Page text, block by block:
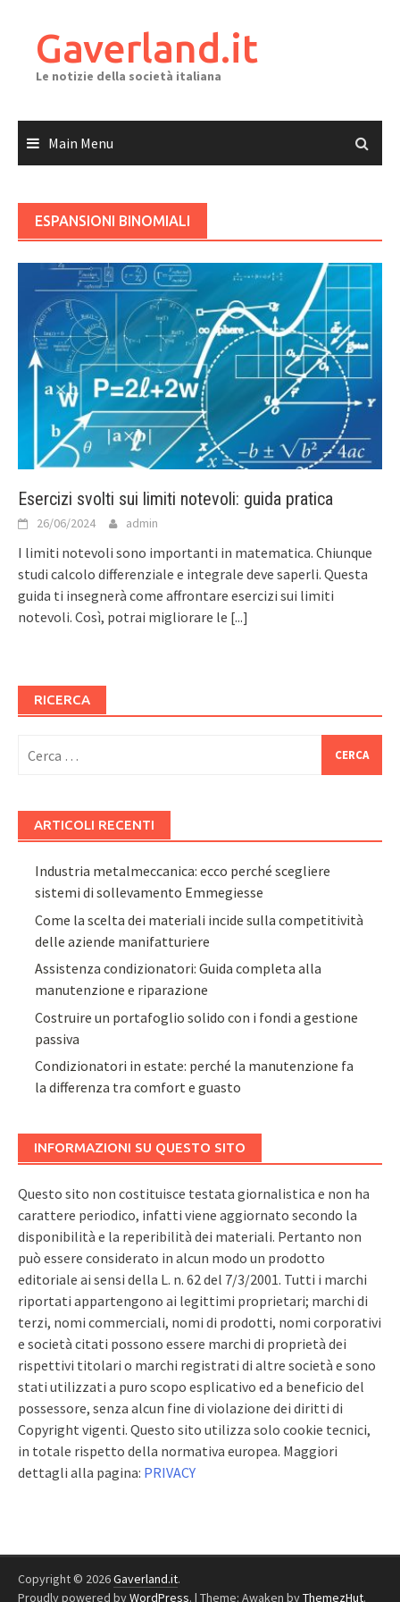
contentGaverland.it
Le notizie della società italiana
Main Menu
ESPANSIONI BINOMIALI
Esercizi svolti sui limiti notevoli: guida pratica
26/06/2024 admin
I limiti notevoli sono importanti in matematica. Chiunque
studi calcolo differenziale e integrale deve saperli. Questa
guida ti insegnerà come affrontare esercizi sui limiti
notevoli. Così, potrai migliorare le [...]
RICERCA
per:
ARTICOLI RECENTI
Industria metalmeccanica: ecco perché scegliere
sistemi di sollevamento Emmegiesse
Come la scelta dei materiali incide sulla competitività
delle aziende manifatturiere
Assistenza condizionatori: Guida completa alla
manutenzione e riparazione
Costruire un portafoglio solido con i fondi a gestione
passiva
Condizionatori in estate: perché la manutenzione fa
la differenza tra comfort e guasto
INFORMAZIONI SU QUESTO SITO
Questo sito non costituisce testata giornalistica e non ha
carattere periodico, infatti viene aggiornato secondo la
disponibilità e la reperibilità dei materiali. Pertanto non
può essere considerato in alcun modo un prodotto
editoriale ai sensi della L. n. 62 del 7/3/2001. Tutti i marchi
riportati appartengono ai legittimi proprietari; marchi di
terzi, nomi commerciali, nomi di prodotti, nomi corporativi
e società citati possono essere marchi di proprietà dei
rispettivi titolari o marchi registrati di altre società e sono
stati utilizzati a puro scopo esplicativo ed a beneficio del
possessore, senza alcun fine di violazione dei diritti di
Copyright vigenti. Questo sito utilizza solo cookie tecnici,
in totale rispetto della normativa europea. Maggiori
dettagli alla pagina: PRIVACY
Copyright © 2026Gaverland.it.
Proudly powered byWordPress. | Theme: Awaken byThemezHut.